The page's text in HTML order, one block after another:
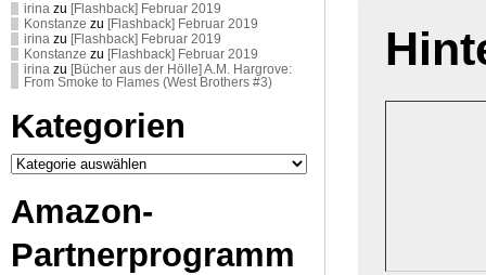
irina zu [Flashback] Februar 2019
Konstanze zu [Flashback] Februar 2019
irina zu [Flashback] Februar 2019
Konstanze zu [Flashback] Februar 2019
irina zu [Bücher aus der Hölle] A.M. Hargrove:
From Smoke to Flames (West Brothers #3)
Kategorien
Kategorien
Amazon-
Partnerprogramm